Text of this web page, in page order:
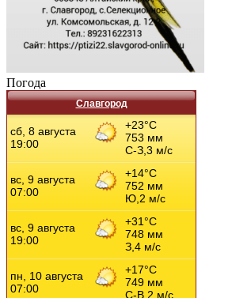
Погода
Славгород